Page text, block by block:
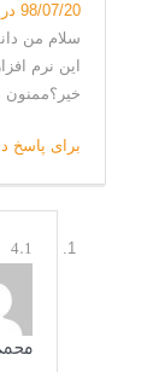
98/07/20 در 13:18
سلام من
این نرم
خیر؟ممنون
برای پاسخ
4.1